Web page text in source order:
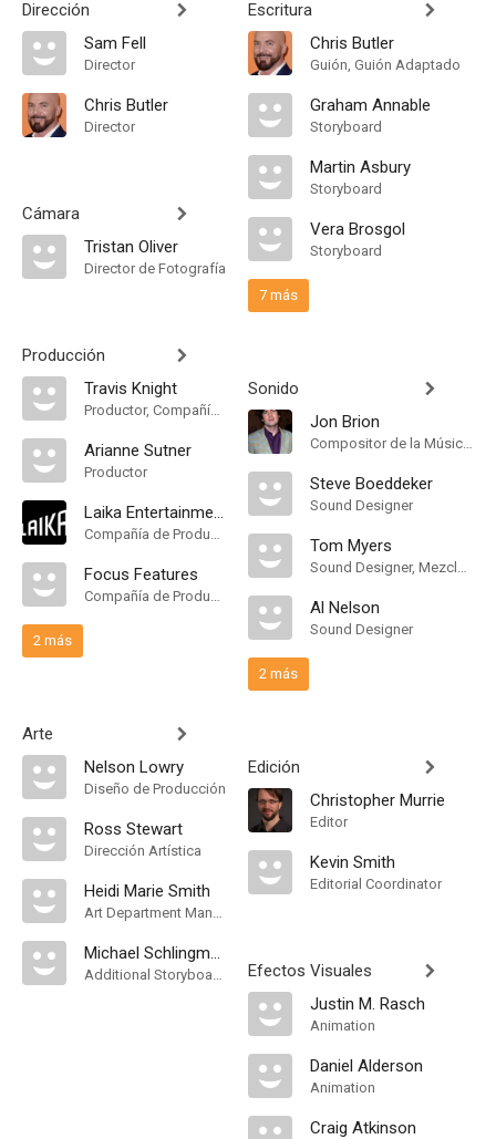
Dirección
Sam Fell
Director
Chris Butler
Director
Cámara
Tristan Oliver
Director de Fotografía
Producción
Travis Knight
Productor, Compañía de Produccion
Arianne Sutner
Productor
Laika Entertainment
Compañía de Produccion
Focus Features
Compañía de Produccion
2 más
Arte
Nelson Lowry
Diseño de Producción
Ross Stewart
Dirección Artística
Heidi Marie Smith
Art Department Manager
Michael Schlingmann
Additional Storyboarding
Escritura
Chris Butler
Guión, Guión Adaptado
Graham Annable
Storyboard
Martin Asbury
Storyboard
Vera Brosgol
Storyboard
7 más
Sonido
Jon Brion
Compositor de la Música Original
Steve Boeddeker
Sound Designer
Tom Myers
Sound Designer, Mezclador de Re-Grabación de Sonido
Al Nelson
Sound Designer
2 más
Edición
Christopher Murrie
Editor
Kevin Smith
Editorial Coordinator
Efectos Visuales
Justin M. Rasch
Animation
Daniel Alderson
Animation
Craig Atkinson